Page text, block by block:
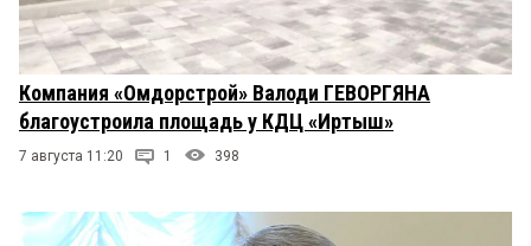
Компания «Омдорстрой» Валоди ГЕВОРГЯНА
благоустроила площадь у КДЦ «Иртыш»
7 августа 11:20 1 398